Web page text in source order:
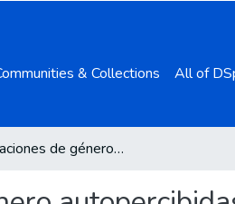
& Collections All of
Discriminaciones de género autopercibidas por alumnado universitario de Educación: escuchando sus voces